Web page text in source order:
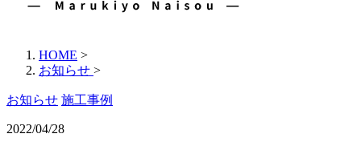
HOME >
お知らせ >
お知らせ 施工事例
2022/04/28